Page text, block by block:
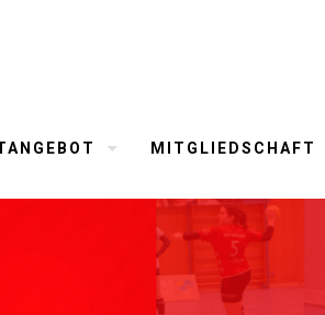
MITGLIEDSCHAFT